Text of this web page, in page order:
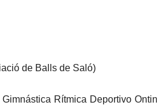
de Balls de Saló)
Rítmica Deportivo